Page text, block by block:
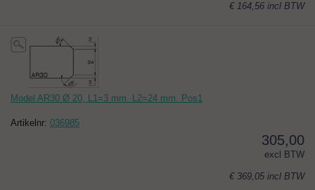
€ 164,56 incl BTW
Model AR30 Ø 20, L1=3 mm. L2=24 mm. Pos1
Artikelnr: 036985
305,00
excl BTW
€ 369,05 incl BTW